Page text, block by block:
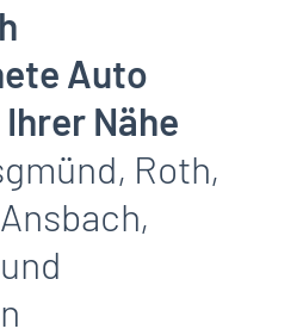
Auto
Nähe
Roth,